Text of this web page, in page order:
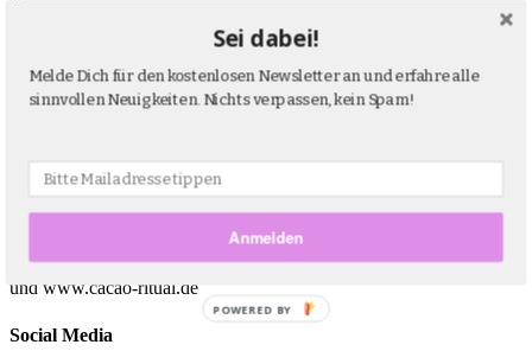
Sinnfinderin, Schreiberin und Selbst-ist-die-Frau. Seit Jahren reise
´s denn hier zu mir? // Rituale. Wie sie uns im Leben stärken). Hier
will ich gern meine Erfahrungen teilen und einen tieferen Einblick
Abenteurerin light. Coworkerin. Hobby-Isländerin. Digitale
Nomadin. Gerne glücklich. Mehr auch auf:www.christinedohler.de
und www.cacao-ritual.de
Social Media
Sei dabei!
Melde Dich für den kostenlosen Newsletter an und erfahre alle
sinnvollen Neuigkeiten. Nichts verpassen, kein Spam!
Anmelden
POWERED BY